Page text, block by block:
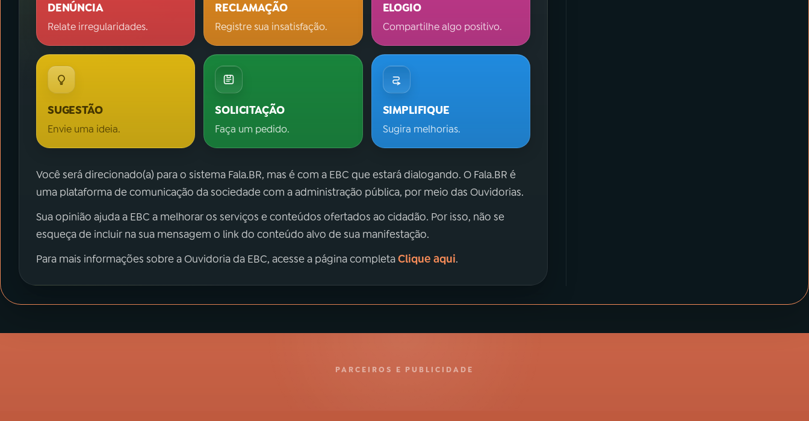
DENÚNCIA
Relate irregularidades.
RECLAMAÇÃO
Registre sua insatisfação.
ELOGIO
Compartilhe algo positivo.
SUGESTÃO
Envie uma ideia.
SOLICITAÇÃO
Faça um pedido.
SIMPLIFIQUE
Sugira melhorias.
Você será direcionado(a) para o sistema Fala.BR, mas é com a EBC que estará dialogando. O Fala.BR é
uma plataforma de comunicação da sociedade com a administração pública, por meio das Ouvidorias.
Sua opinião ajuda a EBC a melhorar os serviços e conteúdos ofertados ao cidadão. Por isso, não se
esqueça de incluir na sua mensagem o link do conteúdo alvo de sua manifestação.
Para mais informações sobre a Ouvidoria da EBC, acesse a página completaClique aqui.
PARCEIROS E PUBLICIDADE